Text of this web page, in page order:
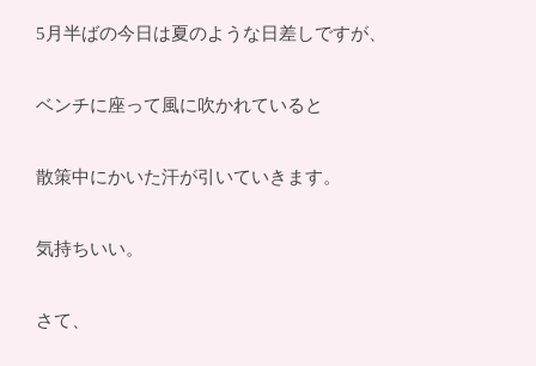
5月半ばの今日は夏のような日差しですが、
ベンチに座って風に吹かれていると
散策中にかいた汗が引いていきます。
気持ちいい。
さて、